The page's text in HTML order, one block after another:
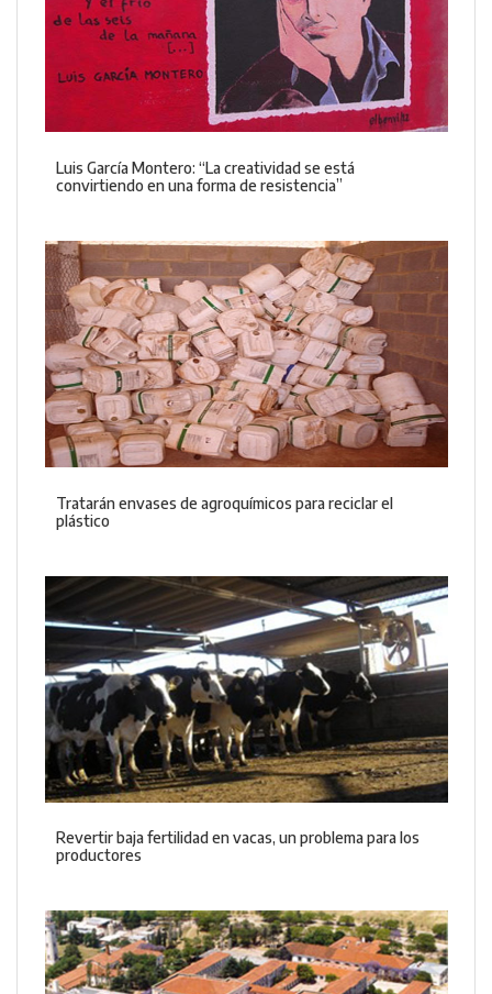
Luis García Montero: “La creatividad se está
convirtiendo en una forma de resistencia”
Tratarán envases de agroquímicos para reciclar el
plástico
Revertir baja fertilidad en vacas, un problema para los
productores